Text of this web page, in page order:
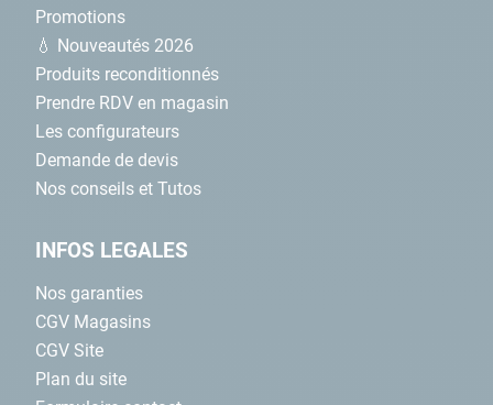
Promotions
💧 Nouveautés 2026
Produits reconditionnés
Prendre RDV en magasin
Les configurateurs
Demande de devis
Nos conseils et Tutos
INFOS LEGALES
Nos garanties
CGV Magasins
CGV Site
Plan du site